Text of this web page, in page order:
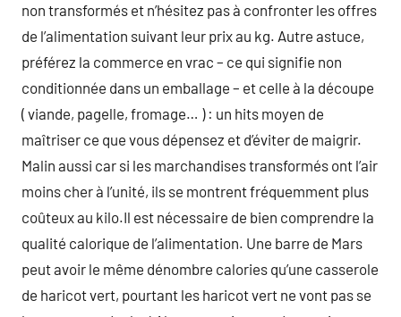
non transformés et n’hésitez pas à confronter les offres
de l’alimentation suivant leur prix au kg. Autre astuce,
préférez la commerce en vrac – ce qui signifie non
conditionnée dans un emballage – et celle à la découpe
( viande, pagelle, fromage… ) : un hits moyen de
maîtriser ce que vous dépensez et d’éviter de maigrir.
Malin aussi car si les marchandises transformés ont l’air
moins cher à l’unité, ils se montrent fréquemment plus
coûteux au kilo.Il est nécessaire de bien comprendre la
qualité calorique de l’alimentation. Une barre de Mars
peut avoir le même dénombre calories qu’une casserole
de haricot vert, pourtant les haricot vert ne vont pas se